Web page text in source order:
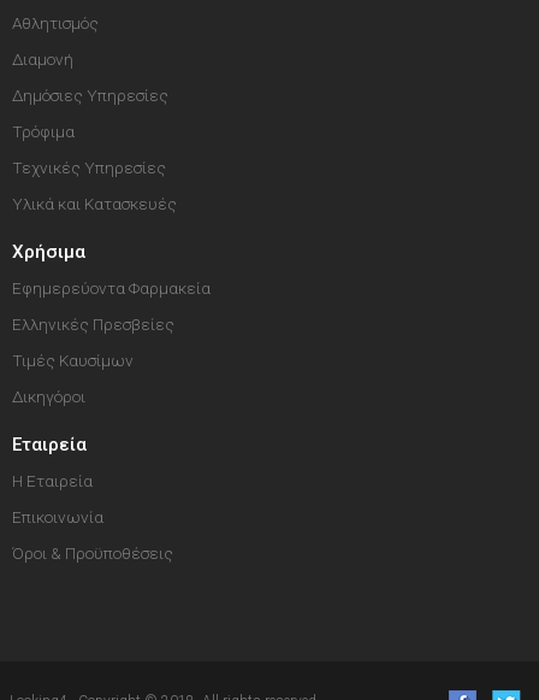
Αθλητισμός
Διαμονή
Δημόσιες Υπηρεσίες
Τρόφιμα
Τεχνικές Υπηρεσίες
Υλικά και Κατασκευές
Χρήσιμα
Εφημερεύοντα Φαρμακεία
Ελληνικές Πρεσβείες
Τιμές Καυσίμων
Δικηγόροι
Εταιρεία
Η Εταιρεία
Επικοινωνία
Όροι & Προϋποθέσεις